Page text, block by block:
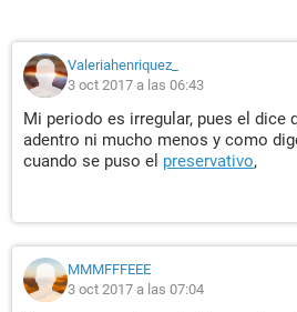
Valeriahenriquez_
3 oct 2017 a las 06:43
Mi periodo es irregular, pues el dice
adentro ni mucho menos y como
cuando se puso el preservativo,
MMMFFFEEE
3 oct 2017 a las 07:04